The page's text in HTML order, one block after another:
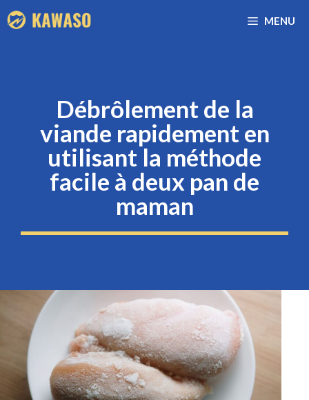
Aller
au
MENU
Débrôlement de la
viande rapidement en
utilisant la méthode
facile à deux pan de
maman